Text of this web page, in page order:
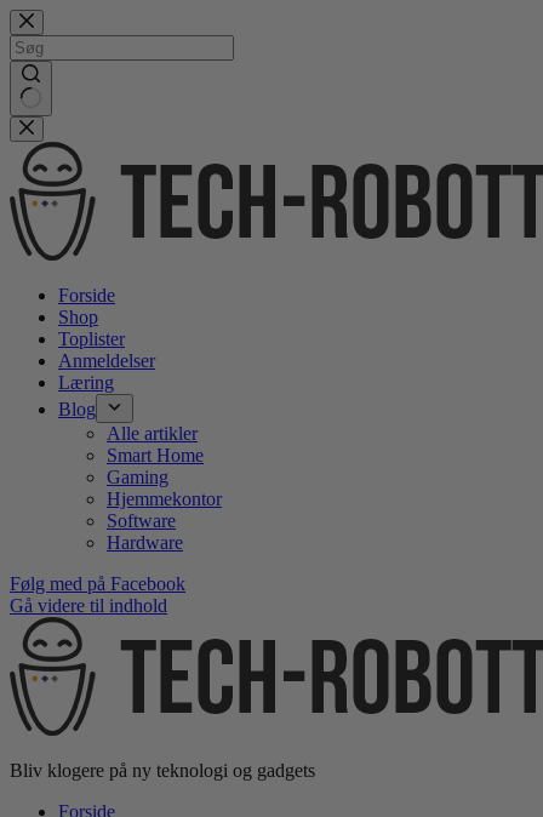
Gå
videre
til
indhold
No
results
Forside
Shop
Toplister
Anmeldelser
Læring
Blog
Alle artikler
Smart Home
Gaming
Hjemmekontor
Software
Hardware
Følg med på Facebook
Gå videre til indhold
Bliv klogere på ny teknologi og gadgets
Forside